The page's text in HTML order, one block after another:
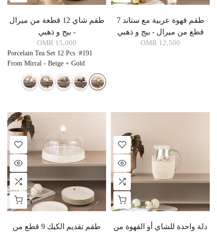
طقم قهوة عربية مع ستاند 7
قطع من ميرال - بيج و ذهبي
12,500 OMR
طقم شاي 12 قطعة من ميرال
- بيج و ذهبي
15,000 OMR
#191
:
Porcelain Tea Set 12 Pcs
From Mirral - Beige + Gold
دلة واحدة للشاي أو القهوة من
طقم تقديم الكيك 9 قطع من